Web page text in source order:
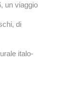
un viaggio
di
italo-